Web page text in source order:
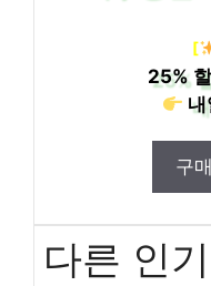
[
25%
구
다른 인